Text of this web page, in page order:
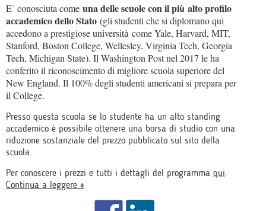
E’ conosciuta come una delle scuole con il più alto profilo
accademico dello Stato (gli studenti che si diplomano qui
accedono a prestigiose università come Yale, Harvard, MIT,
Stanford, Boston College, Wellesley, Virginia Tech, Georgia
Tech, Michigan State). Il Washington Post nel 2017 le ha
conferito il riconoscimento di migliore scuola superiore del
New England. Il 100% degli studenti americani si prepara per
il College.
Presso questa scuola se lo studente ha un alto standing
accademico è possibile ottenere una borsa di studio con una
riduzione sostanziale del prezzo pubblicato sul sito della
scuola.
Per conoscere i prezzi e tutti i dettagli del programma qui
Continua a leggere »